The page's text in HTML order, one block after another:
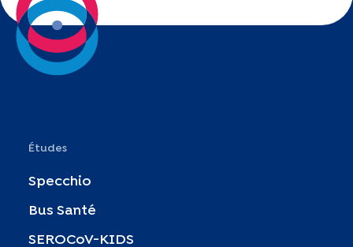
Études
Specchio
Bus Santé
SEROCoV-KIDS